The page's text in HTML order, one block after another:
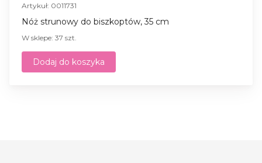
Artykuł: 0011731
Nóż strunowy do biszkoptów, 35 cm
W sklepe: 37 szt.
Dodaj do koszyka